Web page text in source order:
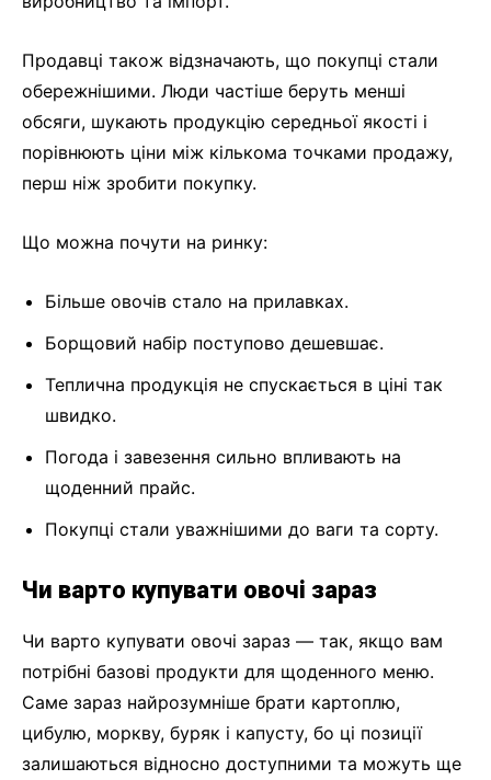
Продавці також відзначають, що покупці стали
обережнішими. Люди частіше беруть менші
обсяги, шукають продукцію середньої якості і
порівнюють ціни між кількома точками продажу,
перш ніж зробити покупку.
Що можна почути на ринку:
Більше овочів стало на прилавках.
Борщовий набір поступово дешевшає.
Теплична продукція не спускається в ціні так
швидко.
Погода і завезення сильно впливають на
щоденний прайс.
Покупці стали уважнішими до ваги та сорту.
Чи варто купувати овочі зараз
Чи варто купувати овочі зараз — так, якщо вам
потрібні базові продукти для щоденного меню.
Саме зараз найрозумніше брати картоплю,
цибулю, моркву, буряк і капусту, бо ці позиції
залишаються відносно доступними та можуть ще